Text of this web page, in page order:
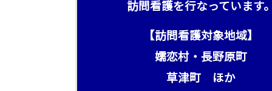
訪問看護を行なっています
【訪問看護対象地域】
嬬恋村・長野原町
草津町 ほか